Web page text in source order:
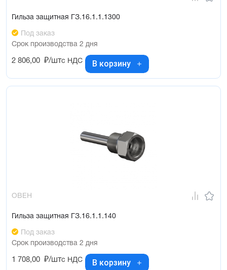
Гильза защитная ГЗ.16.1.1.1300
Под заказ
Срок производства 2 дня
2 806,00 ₽/штс НДС В корзину
ОВЕН
Гильза защитная ГЗ.16.1.1.140
Под заказ
Срок производства 2 дня
1 708,00 ₽/штс НДС В корзину